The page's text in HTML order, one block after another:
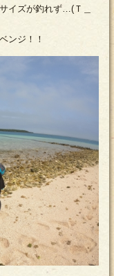
イズが釣れず…(Ｔ＿
ンジ！！